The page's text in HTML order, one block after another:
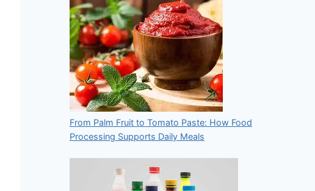
From Palm Fruit to Tomato Paste: How Food
Processing Supports Daily Meals